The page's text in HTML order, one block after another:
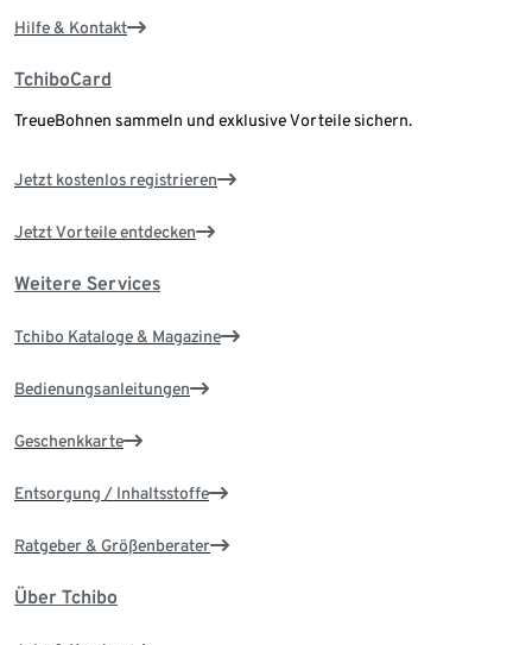
Hilfe & Kontakt
TchiboCard
TreueBohnen sammeln und exklusive Vorteile sichern.
Jetzt kostenlos registrieren
Jetzt Vorteile entdecken
Weitere Services
Tchibo Kataloge & Magazine
Bedienungsanleitungen
Geschenkkarte
Entsorgung / Inhaltsstoffe
Ratgeber & Größenberater
Über Tchibo